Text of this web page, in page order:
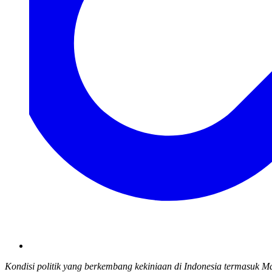
Kondisi politik yang berkembang kekiniaan di Indonesia termasuk